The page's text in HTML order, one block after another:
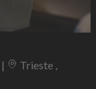
|
Trieste ,